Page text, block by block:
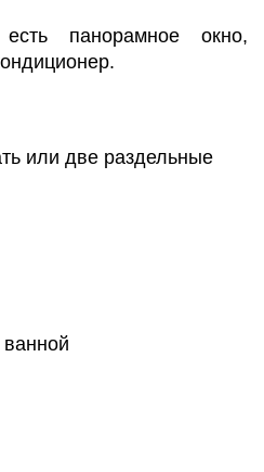
панорамное окно,
или две раздельные